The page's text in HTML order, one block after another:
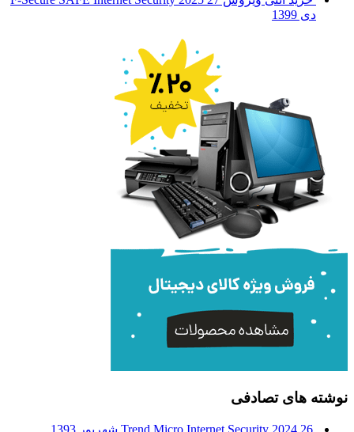
دی 1399
نوشته های تصادفی
Trend Micro Internet Security 2024 26 شهریور 1393